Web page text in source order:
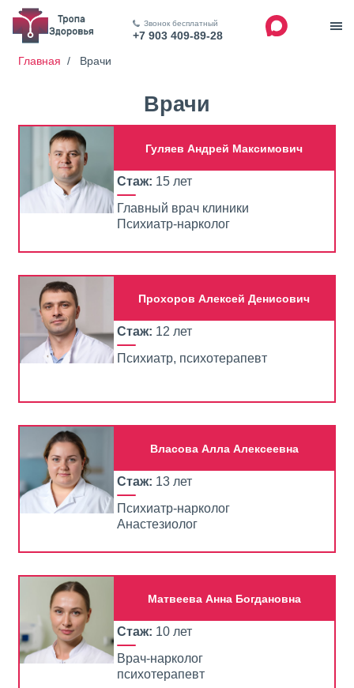
Звонок бесплатный
+7 903 409-89-28
Главная / Врачи
Врачи
Гуляев Андрей Максимович
Стаж: 15 лет
Главный врач клиники
Психиатр-нарколог
Прохоров Алексей Денисович
Стаж: 12 лет
Психиатр, психотерапевт
Власова Алла Алексеевна
Стаж: 13 лет
Психиатр-нарколог
Анастезиолог
Матвеева Анна Богдановна
Стаж: 10 лет
Врач-нарколог
психотерапевт